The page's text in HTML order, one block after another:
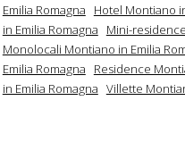
Emilia Romagna
Hotel Montiano
in Emilia Romagna
Mini-
Monolocali Montiano in Emilia
Emilia Romagna
Residence
in Emilia Romagna Villette